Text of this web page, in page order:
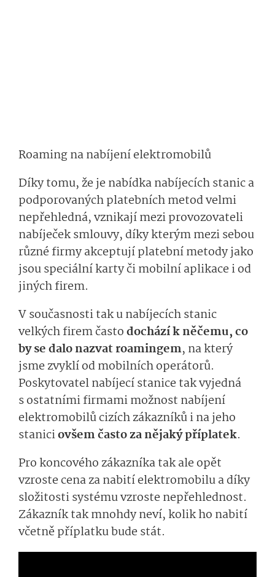
Roaming na nabíjení elektromobilů
Díky tomu, že je nabídka nabíjecích stanic a
podporovaných platebních metod velmi
nepřehledná, vznikají mezi provozovateli
nabíječek smlouvy, díky kterým mezi sebou
různé firmy akceptují platební metody jako
jsou speciální karty či mobilní aplikace i od
jiných firem.
V současnosti tak u nabíjecích stanic
velkých firem častodochází k něčemu, co
by se dalo nazvat roamingem, na který
jsme zvyklí od mobilních operátorů.
Poskytovatel nabíjecí stanice tak vyjedná
s ostatními firmami možnost nabíjení
elektromobilů cizích zákazníků i na jeho
staniciovšem často za nějaký příplatek.
Pro koncového zákazníka tak ale opět
vzroste cena za nabití elektromobilu a díky
složitosti systému vzroste nepřehlednost.
Zákazník tak mnohdy neví, kolik ho nabití
včetně příplatku bude stát.